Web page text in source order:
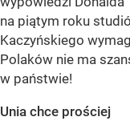
na piątym roku
Kaczyńskiego
Polaków nie ma
w państwie!
Unia chce prościej